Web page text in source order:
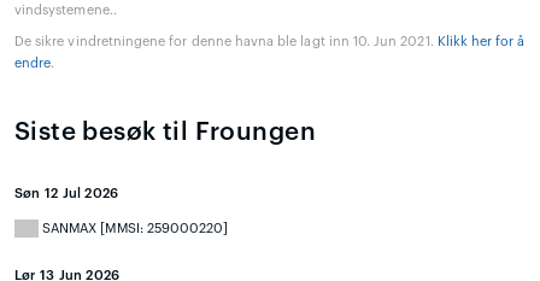
vindsystemene..
De sikre vindretningene for denne havna ble lagt inn 10. Jun 2021. Klikk her for å
endre.
Siste besøk til Froungen
Søn 12 Jul 2026
SANMAX [MMSI: 259000220]
Lør 13 Jun 2026